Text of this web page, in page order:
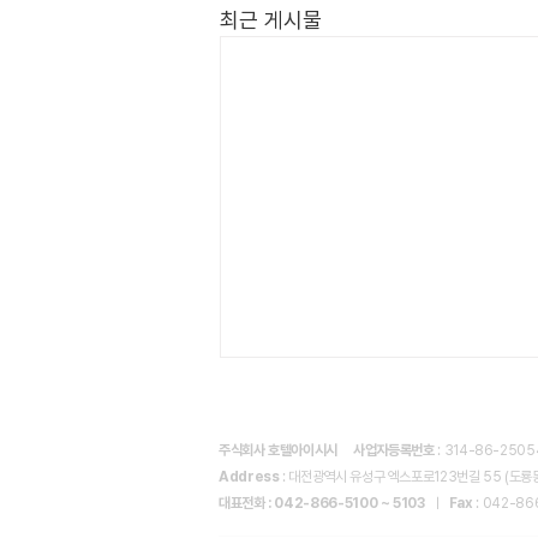
최근 게시물
주식회사 호텔아이시시 사업자등록번호: 314-86-
Address: 대전광역시 유성구 엑스포로123번길 55 (도
대표전화 : 042-866-5100 ~ 5103
Fax : 042-